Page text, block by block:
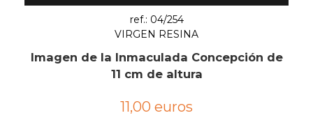
ref.: 04/254
VIRGEN RESINA
Imagen de la Inmaculada Concepción de
11 cm de altura
11,00 euros